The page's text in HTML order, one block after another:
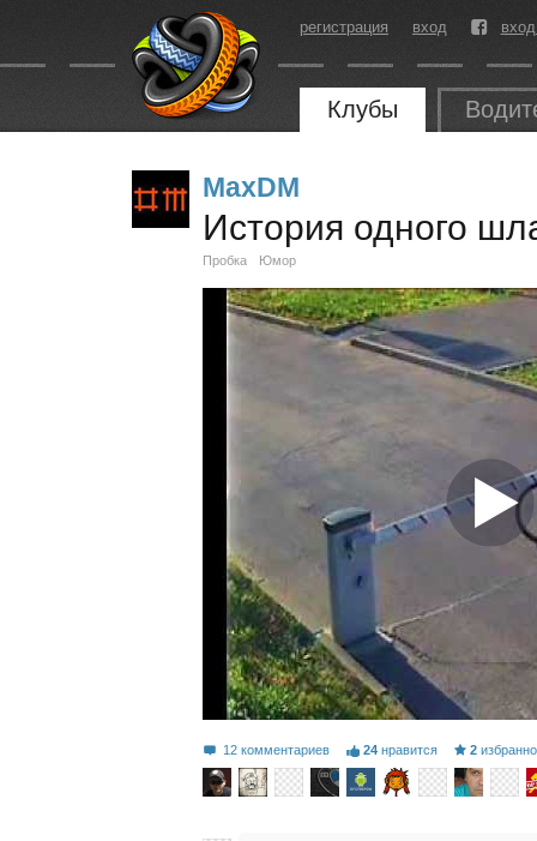
регистрация вход
Клубы
MaxDM
История одного
Пробка Юмор
12 комментариев 24 нравится 2